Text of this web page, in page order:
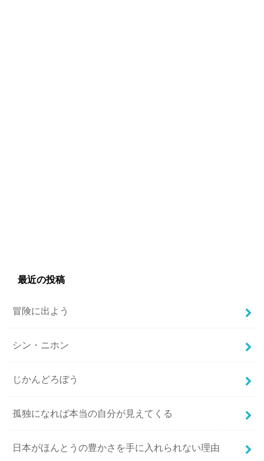
最近の投稿
冒険に出よう
シン・ニホン
じかんどろぼう
孤独になれば本当の自分が見えてくる
日本がほんとうの豊かさを手に入れられない理由